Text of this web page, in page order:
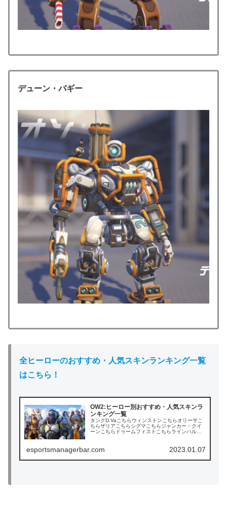
デューン・バギー
全ヒーローのおすすめ・人気スキンランキング一覧
はこちら！
OW2:ヒーロー別おすすめ・人気スキンラ
ンキング一覧
タンクD.Vaこちらウィンストンこちらオリーサこ
ちらザリアこちらシグマこちらジャンカー・クイ
ーンこちらドゥームフィストこちらラインハルト
esportsmanagerbar.com 2023.01.07